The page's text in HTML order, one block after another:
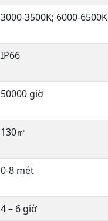
3000-3500K; 6000-6500K
IP66
50000 giờ
130㎡
0-8 mét
4 – 6 giờ